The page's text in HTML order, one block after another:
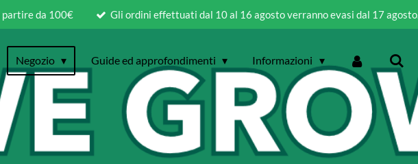
partire da 100€ Gli ordini effettuati dal 10 al 16 agosto verranno evasi dal 17 agosto.
Negozio Guide ed approfondimenti Informazioni